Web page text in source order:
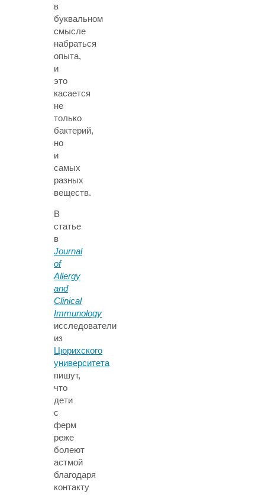
в
буквальном
смысле
набраться
опыта,
и
это
касается
не
только
бактерий,
но
и
самых
разных
веществ.
В
статье
в
Journal
of
Allergy
and
Clinical
Immunology
исследователи
из
Цюрихского
университета
пишут,
что
дети
с
ферм
реже
болеют
астмой
благодаря
контакту